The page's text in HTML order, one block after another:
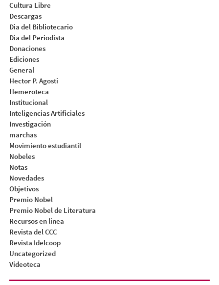
Cultura Libre
Descargas
Dia del Bibliotecario
Dia del Periodista
Donaciones
Ediciones
General
Hector P. Agosti
Hemeroteca
Institucional
Inteligencias Artificiales
Investigación
marchas
Movimiento estudiantil
Nobeles
Notas
Novedades
Objetivos
Premio Nobel
Premio Nobel de Literatura
Recursos en linea
Revista del CCC
Revista Idelcoop
Uncategorized
Videoteca